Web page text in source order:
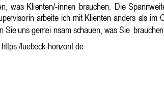
was Klienten/-innen brauchen. Die
rin arbeite ich mit Klienten anders als im
Sie uns gemei nsam schauen, was Sie brauchen.
luebeck-horizont.de